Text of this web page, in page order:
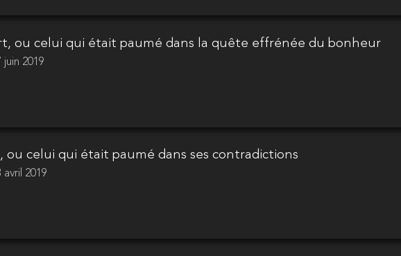
ou celui qui était paumé dans la quête effrénée du bonheur
juin 2019
ou celui qui était paumé dans ses contradictions
avril 2019